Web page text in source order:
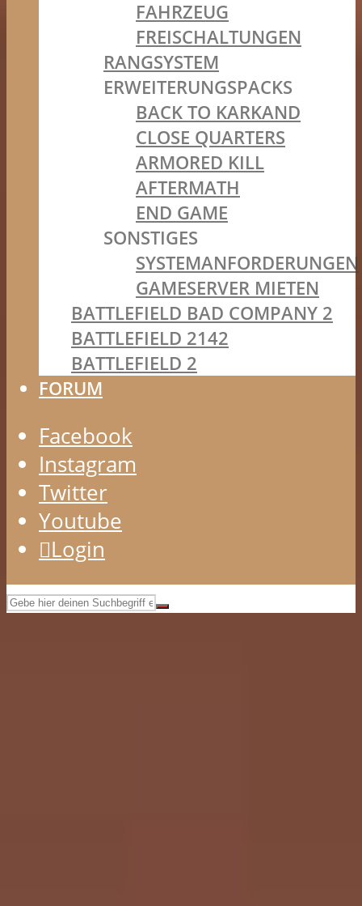
FAHRZEUG
FREISCHALTUNGEN
RANGSYSTEM
ERWEITERUNGSPACKS
BACK TO KARKAND
CLOSE QUARTERS
ARMORED KILL
AFTERMATH
END GAME
SONSTIGES
SYSTEMANFORDERUNGEN
GAMESERVER MIETEN
BATTLEFIELD BAD COMPANY 2
BATTLEFIELD 2142
BATTLEFIELD 2
FORUM
Facebook
Instagram
Twitter
Youtube
Login